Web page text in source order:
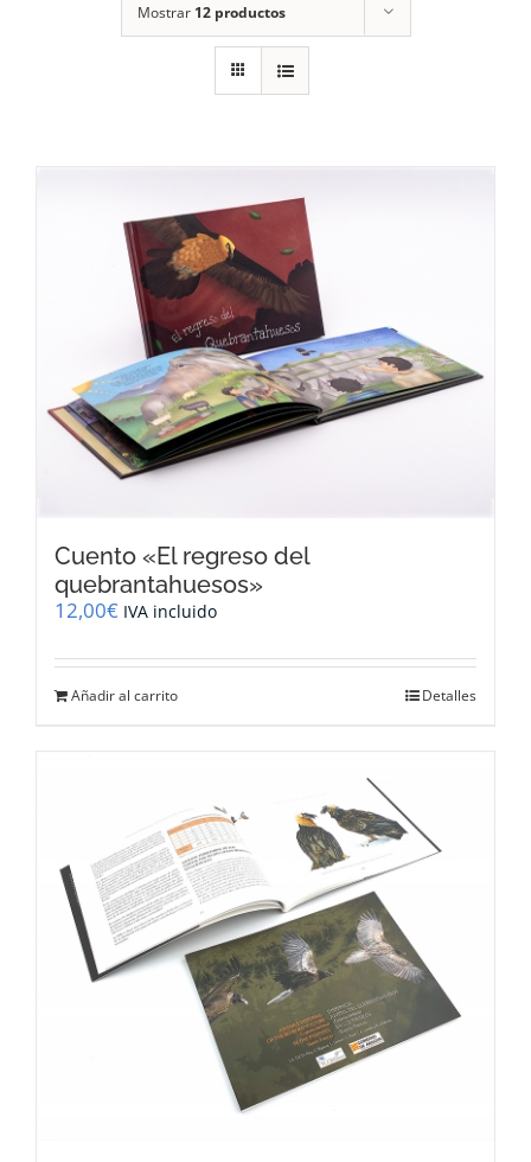
CONTACTO
Mostrar 12 productos
Cuento «El regreso del
quebrantahuesos»
12,00€ IVA incluido
Añadir al carrito Detalles